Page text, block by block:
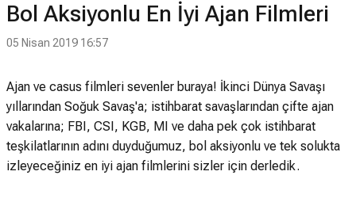
Bol Aksiyonlu En İyi Ajan Filmleri
05 Nisan 2019 16:57
Ajan ve casus filmleri sevenler buraya! İkinci Dünya Savaşı
yıllarından Soğuk Savaş'a; istihbarat savaşlarından çifte ajan
vakalarına; FBI, CSI, KGB, MI ve daha pek çok istihbarat
teşkilatlarının adını duyduğumuz, bol aksiyonlu ve tek solukta
izleyeceğiniz en iyi ajan filmlerini sizler için derledik.